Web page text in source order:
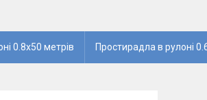
0.8х50 метрів Простирадла в рулоні